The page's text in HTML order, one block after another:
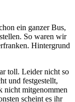
ein ganzer Bus,
So waren wir
Hintergrund
toll. Leider nicht so
und festgestellt,
nicht mitgenommen
scheint es ihr